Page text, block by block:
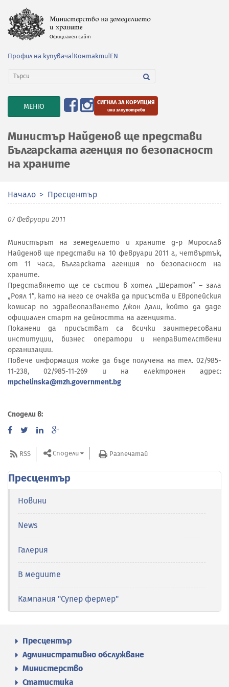
Профил на купувача Контакти EN
TOGGLE
NAVIGATION
МЕНЮ СИГНАЛ ЗА КОРУПЦИЯ
или злоупотреби
Министър Найденов ще представи
Българската агенция по безопасност
на храните
Начало Пресцентър
07 Февруари 2011
Министърът на земеделието и храните д-р Мирослав
Найденов ще представи на 10 февруари 2011 г., четвъртък,
от 11 часа, Българската агенция по безопасност на
храните.
Представянето ще се състои в хотел „Шератон” – зала
„Роял 1”, като на него се очаква да присъства и Европейския
комисар по здравеопазването Джон Дали, който да даде
официален старт на дейността на агенцията.
Поканени да присъстват са всички заинтересовани
институции, бизнес оператори и неправителствени
организации.
Повече информация може да бъде получена на тел. 02/985-
11-238, 02/985-11-269 и на електронен адрес:
mpchelinska@mzh.government.bg
Сподели в:
RSS Сподели Разпечатай
Пресцентър
Новини
News
Галерия
В медиите
Кампания "Супер фермер"
Пресцентър
Административно обслужване
Министерство
Статистика